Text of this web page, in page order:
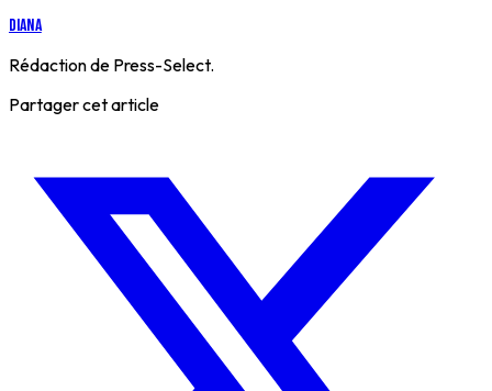
Diana
Rédaction de Press-Select.
Partager cet article